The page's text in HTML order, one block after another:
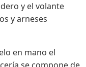
y el volante
y arneses
en mano el